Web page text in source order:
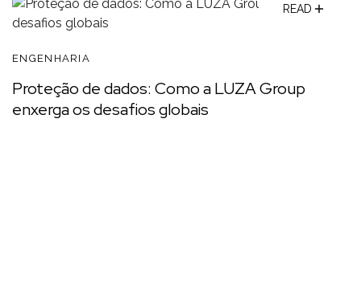
READ
ENGENHARIA
Proteção de dados: Como a LUZA Group
enxerga os desafios globais